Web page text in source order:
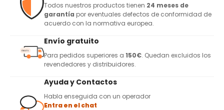
Todos nuestros productos tienen 24 meses de
garantía por eventuales defectos de conformidad de
acuerdo con la normativa europea.
Envío gratuito
Para pedidos superiores a 150€. Quedan excluidos los
revendedores y distribuidores.
Ayuda y Contactos
Habla enseguida con un operador
Entra en el chat